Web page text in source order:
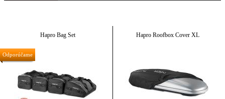
Odporúčame
Hapro Bag Set Hapro Roofbox Cover XL